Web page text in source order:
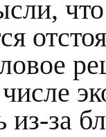
из-за